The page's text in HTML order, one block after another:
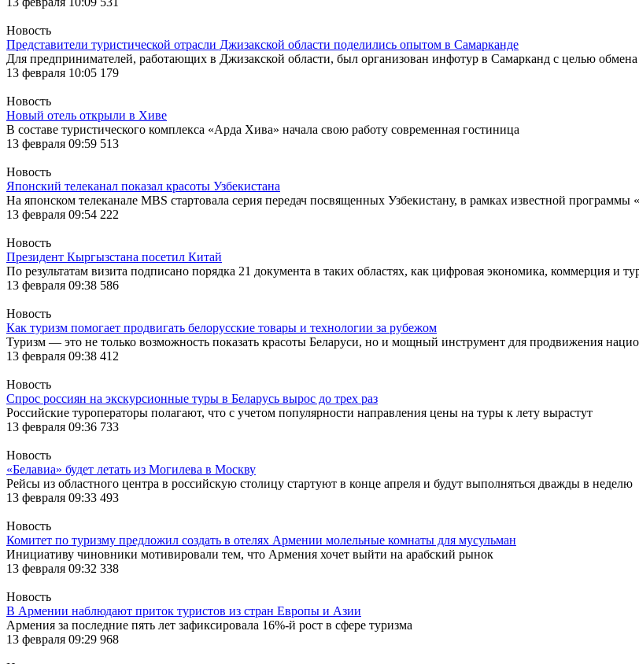
Новость
Представители туристической отрасли Джизакской области поделились опытом в Самарканде
Для предпринимателей, работающих в Джизакской области, был организован инфотур в Самарканд с целью
13 февраля 10:05 179
Новость
Новый отель открыли в Хиве
В составе туристического комплекса «Арда Хива» начала свою работу современная гостиница
13 февраля 09:59 513
Новость
Японский телеканал показал красоты Узбекистана
На японском телеканале MBS стартовала серия передач посвященных Узбекистану, в рамках известной программы
13 февраля 09:54 222
Новость
Президент Кыргызстана посетил Китай
По результатам визита подписано порядка 21 документа в таких областях, как цифровая экономика, коммерция и
13 февраля 09:38 586
Новость
Как туризм помогает продвигать белорусские товары и технологии за рубежом
Туризм — это не только возможность показать красоты Беларуси, но и мощный инструмент для продвижения
13 февраля 09:38 412
Новость
Спрос россиян на экскурсионные туры в Беларусь вырос до трех раз
Российские туроператоры полагают, что с учетом популярности направления цены на туры к лету вырастут
13 февраля 09:36 733
Новость
«Белавиа» будет летать из Могилева в Москву
Рейсы из областного центра в российскую столицу стартуют в конце апреля и будут выполняться дважды в неделю
13 февраля 09:33 493
Новость
Комитет по туризму предложил создать в отелях Армении молельные комнаты для мусульман
Инициативу чиновники мотивировали тем, что Армения хочет выйти на арабский рынок
13 февраля 09:32 338
Новость
В Армении наблюдают приток туристов из стран Европы и Азии
Армения за последние пять лет зафиксировала 16%-й рост в сфере туризма
13 февраля 09:29 968